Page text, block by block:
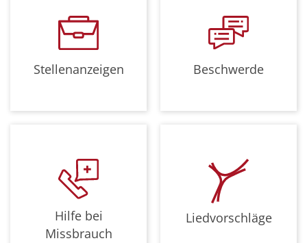
Stellenanzeigen Beschwerde
Hilfe bei
Missbrauch
Liedvorschläge